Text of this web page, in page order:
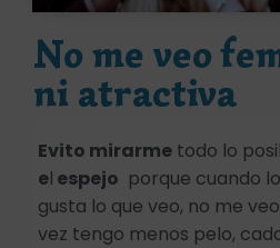
No me veo
ni atractiva
Evito mirarme todo lo
el espejo porque cuando
gusta lo que veo, no me
vez tengo menos pelo,